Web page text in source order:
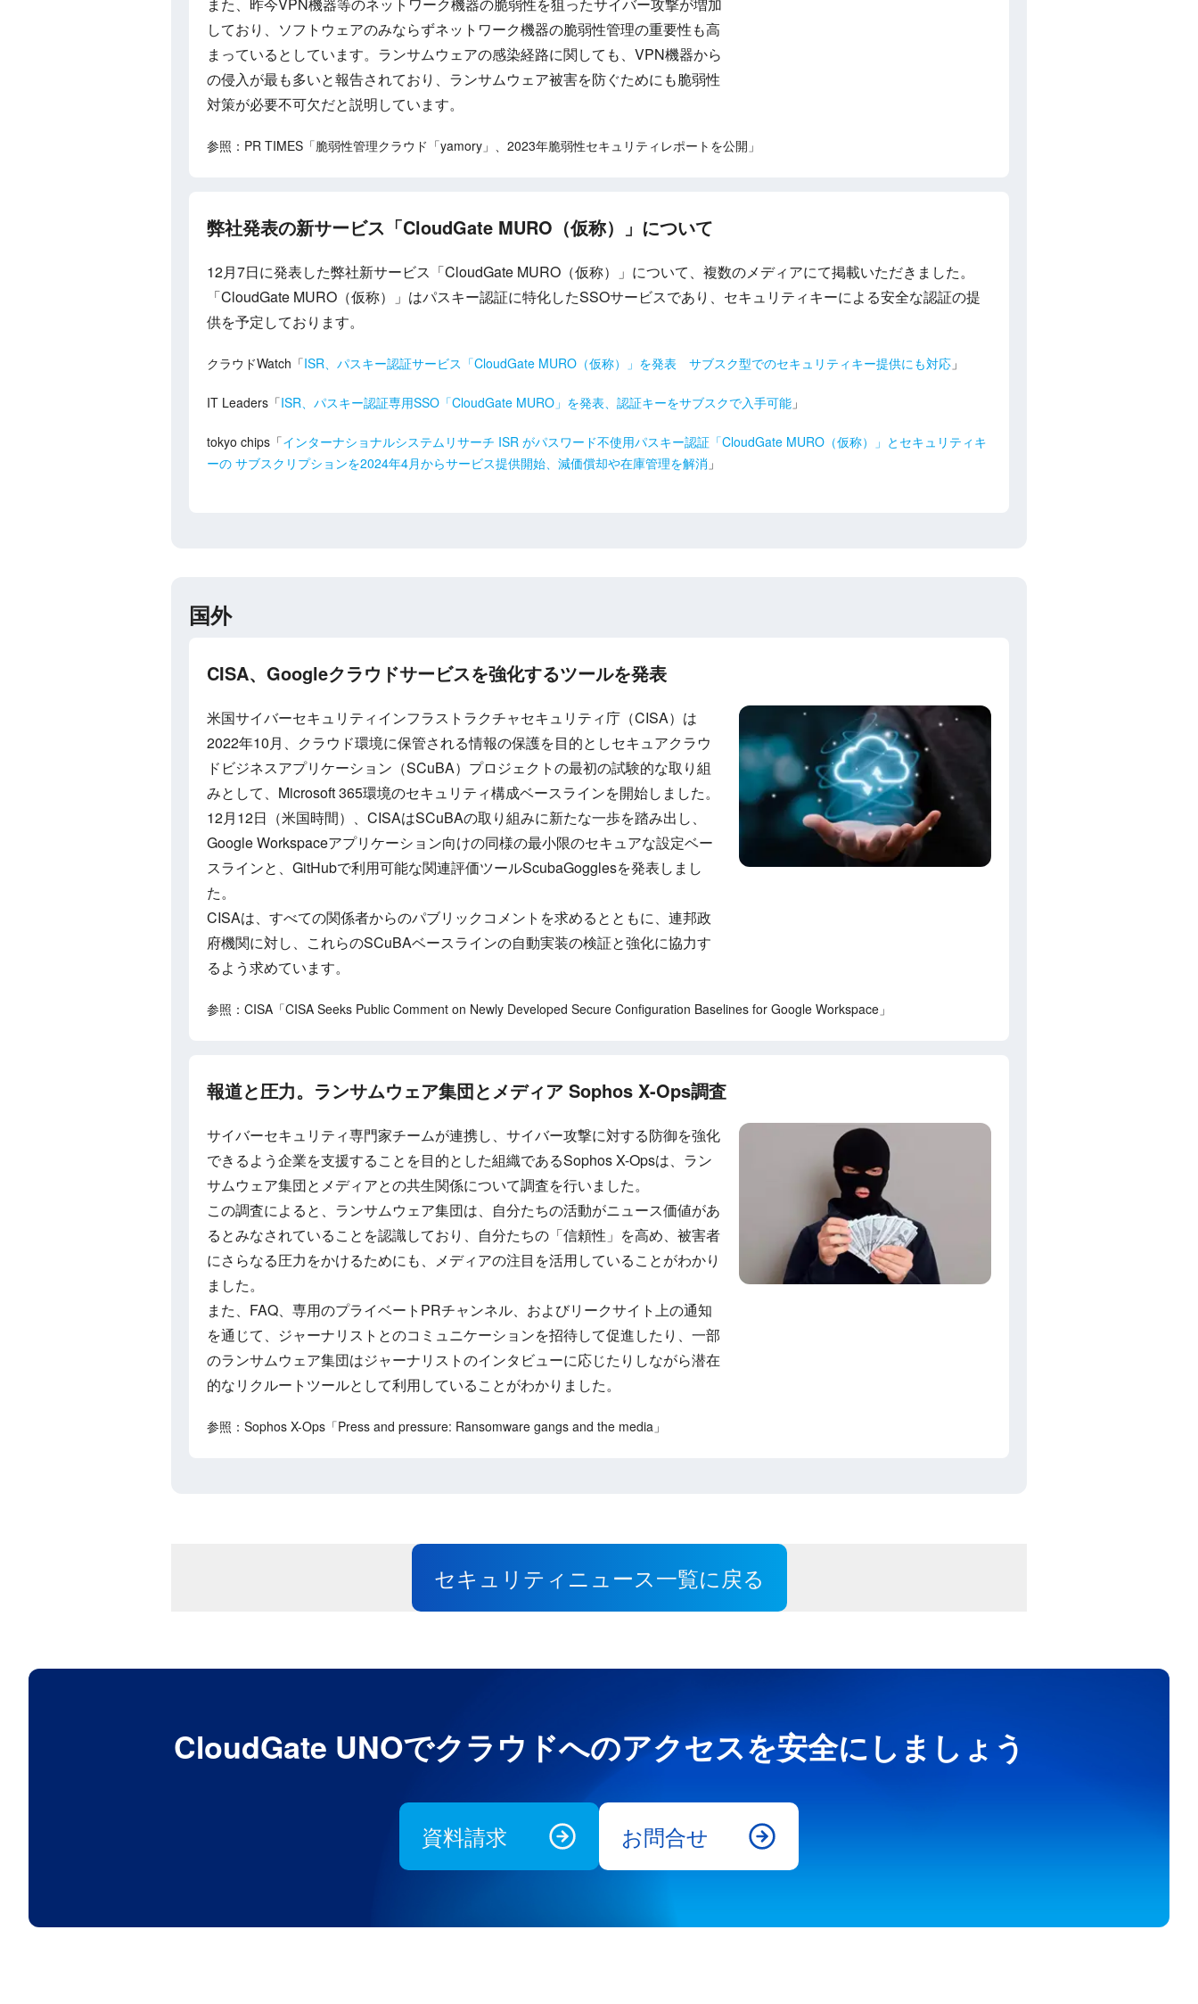
しており、ソフトウェアのみならずネットワーク機器の脆弱性管理の重要性も高
まっているとしています。ランサムウェアの感染経路に関しても、VPN機器から
の侵入が最も多いと報告されており、ランサムウェア被害を防ぐためにも脆弱性
対策が必要不可欠だと説明しています。
参照：PR TIMES「脆弱性管理クラウド「yamory」、2023年脆弱性セキュリティレポートを公開」
弊社発表の新サービス「CloudGate MURO（仮称）」について
12月7日に発表した弊社新サービス「CloudGate MURO（仮称）」について、複数のメディアにて掲載いただきました。
「CloudGate MURO（仮称）」はパスキー認証に特化したSSOサービスであり、セキュリティキーによる安全な認証の提
供を予定しております。
クラウドWatch「ISR、パスキー認証サービス「CloudGate MURO（仮称）」を発表 サブスク型でのセキュリティキー提供にも対応 」
IT Leaders「ISR、パスキー認証専用SSO「CloudGate MURO」を発表、認証キーをサブスクで入手可能 」
tokyo chips「インターナショナルシステムリサーチ ISR がパスワード不使用パスキー認証「CloudGate MURO（仮称）」とセキュリティキ
ーの サブスクリプションを2024年4月からサービス提供開始、減価償却や在庫管理を解消 」
国外
CISA、Googleクラウドサービスを強化するツールを発表
米国サイバーセキュリティインフラストラクチャセキュリティ庁（CISA）は
2022年10月、クラウド環境に保管される情報の保護を目的としセキュアクラウ
ドビジネスアプリケーション（SCuBA）プロジェクトの最初の試験的な取り組
みとして、Microsoft 365環境のセキュリティ構成ベースラインを開始しました。
12月12日（米国時間）、CISAはSCuBAの取り組みに新たな一歩を踏み出し、
Google Workspaceアプリケーション向けの同様の最小限のセキュアな設定ベー
スラインと、GitHubで利用可能な関連評価ツールScubaGogglesを発表しまし
た。
CISAは、すべての関係者からのパブリックコメントを求めるとともに、連邦政
府機関に対し、これらのSCuBAベースラインの自動実装の検証と強化に協力す
るよう求めています。
参照：CISA「CISA Seeks Public Comment on Newly Developed Secure Configuration Baselines for Google Workspace」
報道と圧力。ランサムウェア集団とメディア Sophos X-Ops調査
サイバーセキュリティ専門家チームが連携し、サイバー攻撃に対する防御を強化
できるよう企業を支援することを目的とした組織であるSophos X-Opsは、ラン
サムウェア集団とメディアとの共生関係について調査を行いました。
この調査によると、ランサムウェア集団は、自分たちの活動がニュース価値があ
るとみなされていることを認識しており、自分たちの「信頼性」を高め、被害者
にさらなる圧力をかけるためにも、メディアの注目を活用していることがわかり
ました。
また、FAQ、専用のプライベートPRチャンネル、およびリークサイト上の通知
を通じて、ジャーナリストとのコミュニケーションを招待して促進したり、一部
のランサムウェア集団はジャーナリストのインタビューに応じたりしながら潜在
的なリクルートツールとして利用していることがわかりました。
参照：Sophos X-Ops「Press and pressure: Ransomware gangs and the media」
セキュリティニュース一覧に戻る
CloudGate UNOでクラウドへのアクセスを安全にしましょう
資料請求 お問合せ